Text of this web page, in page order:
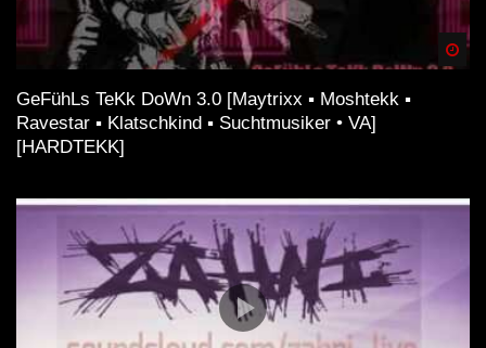
GeFühLs TeKk DoWn 3.0 [Maytrixx ▪ Moshtekk ▪
Ravestar ▪ Klatschkind ▪ Suchtmusiker • VA]
[HARDTEKK]